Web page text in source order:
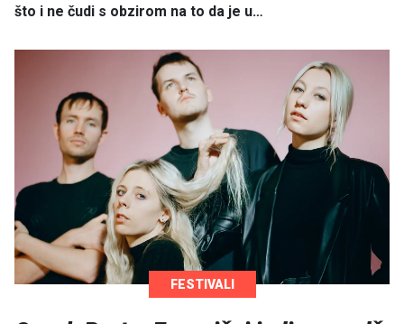
što i ne čudi s obzirom na to da je u…
FESTIVALI